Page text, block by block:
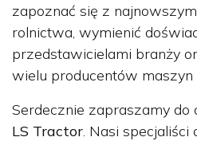
zapoznać się z
rolnictwa, wymienić
przedstawicielami branży
wielu producentów maszyn
Serdecznie zapraszamy do
LS Tractor. Nasi specjaliści